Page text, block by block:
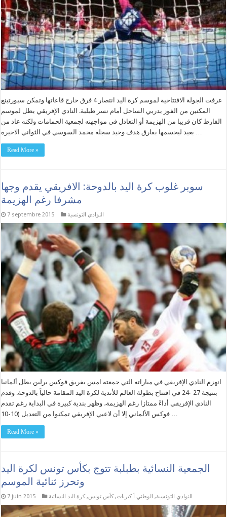
عرفت الجولة الافتتاحية لموسم كرة اليد انتصار 4 فرق خارج قاعاتها وتمكن سبورتينغ
المكنين من الفوز بدربي الساحل أمام نسر طبلبة. النادي الإفريقي بطل لموسم
الفارط كان قريبا من الهزيمة أو التعادل في مواجهته لجمعية الحمامات ولكنه عاد من
بعيد ليحسمها بفارق هدف وحيد سجله محمد السوسي في الثواني الاخيرة …
Read More »
سوبر غلوب كرة اليد بالدوحة: الافريقي يقدم وجها
مشرفا رغم الهزيمة
7 septembre 2015 النوادي التونسية
انهزم النادي الإفريقي في مباراته التي جمعته امس بفريق فوكس برلين بطل ألمانيا
بنتيجة 27 -24 في افتتاح بطولة العالم للأندية لكرة اليد المقامة حالياً بالدوحة. وقدم
النادي الإفريقي أداءً ممتازا رغم الهزيمة، وظهر بندية كبيرة في البداية رغم تقدم
فوكس الألماني إلا أن لاعبي الإفريقي تمكنوا من التعديل (10-10 …
Read More »
الجمعية النسائية بطبلبة تتوج بكأس تونس لكرة اليد
وتحرز ثنائية الموسم
7 juin 2015 النوادي التونسية, الوطني أ كبريات, كأس تونس, كرة اليد النسائية